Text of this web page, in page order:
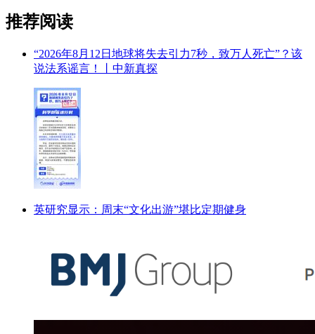
推荐阅读
“2026年8月12日地球将失去引力7秒，致万人死亡”？该
说法系谣言！丨中新真探
英研究显示：周末“文化出游”堪比定期健身